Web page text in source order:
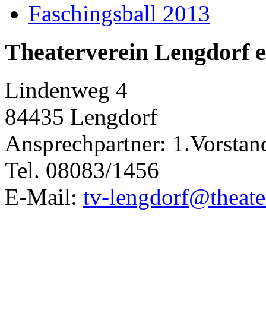
Faschingsball 2013
Theaterverein Lengdorf
Lindenweg 4
84435 Lengdorf
Ansprechpartner:
Tel. 08083/1456
E-Mail: tv-